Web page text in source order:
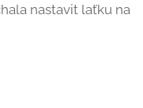
nastavit laťku na